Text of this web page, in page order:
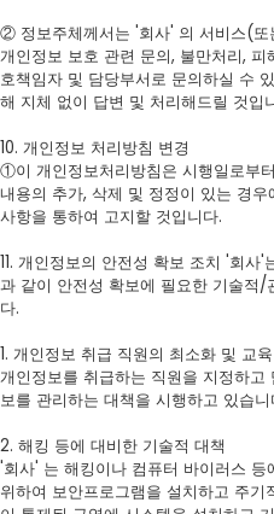
② 정보주체께서는 '회사' 의 서비스(
개인정보 보호 관련 문의, 불만처리,
호책임자 및 담당부서로 문의하실 수
해 지체 없이 답변 및 처리해드릴 것입
10. 개인정보 처리방침 변경
①이 개인정보처리방침은 시행일로부
내용의 추가, 삭제 및 정정이 있는 경
사항을 통하여 고지할 것입니다.
11. 개인정보의 안전성 확보 조치 '회
과 같이 안전성 확보에 필요한 기술적
다.
1. 개인정보 취급 직원의 최소화 및 교육
개인정보를 취급하는 직원을 지정하
보를 관리하는 대책을 시행하고 있습니
2. 해킹 등에 대비한 기술적 대책
'회사' 는 해킹이나 컴퓨터 바이러스
위하여 보안프로그램을 설치하고 주기